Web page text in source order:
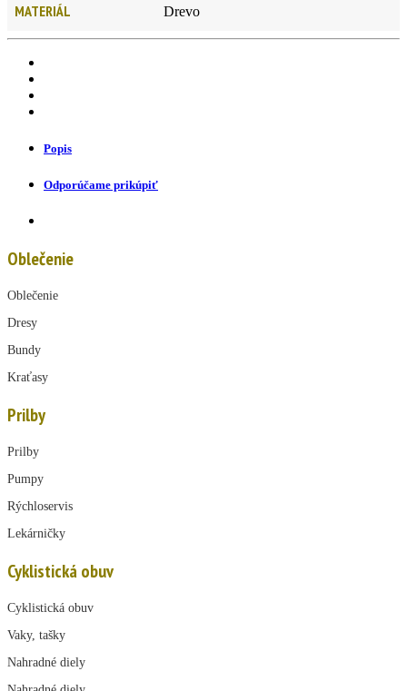
MATERIÁL Drevo
Popis
Odporúčame prikúpiť
Oblečenie
Oblečenie
Dresy
Bundy
Kraťasy
Prilby
Prilby
Pumpy
Rýchloservis
Lekárničky
Cyklistická obuv
Cyklistická obuv
Vaky, tašky
Nahradné diely